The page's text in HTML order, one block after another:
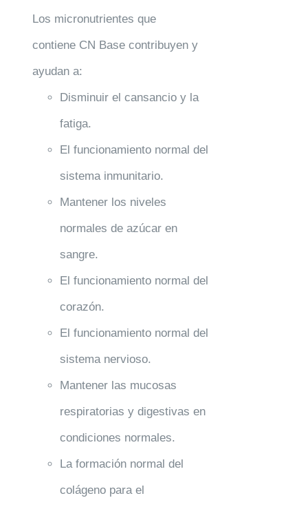
Los micronutrientes que
contiene CN Base contribuyen y
ayudan a:
Disminuir el cansancio y la
fatiga.
El funcionamiento normal del
sistema inmunitario.
Mantener los niveles
normales de azúcar en
sangre.
El funcionamiento normal del
corazón.
El funcionamiento normal del
sistema nervioso.
Mantener las mucosas
respiratorias y digestivas en
condiciones normales.
La formación normal del
colágeno para el